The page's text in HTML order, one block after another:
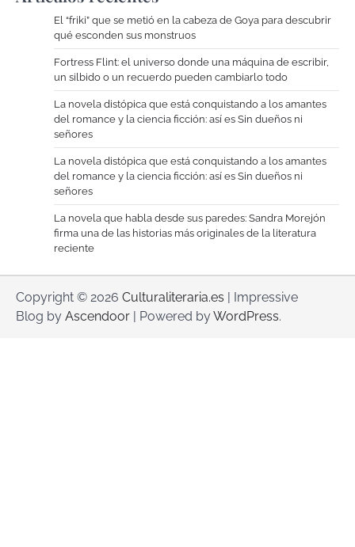
El “friki” que se metió en la cabeza de Goya para descubrir
qué esconden sus monstruos
Fortress Flint: el universo donde una máquina de escribir,
un silbido o un recuerdo pueden cambiarlo todo
La novela distópica que está conquistando a los amantes
del romance y la ciencia ficción: así es Sin dueños ni
señores
La novela distópica que está conquistando a los amantes
del romance y la ciencia ficción: así es Sin dueños ni
señores
La novela que habla desde sus paredes: Sandra Morejón
firma una de las historias más originales de la literatura
reciente
Copyright © 2026 Culturaliteraria.es | Impressive
Blog by Ascendoor | Powered byWordPress.